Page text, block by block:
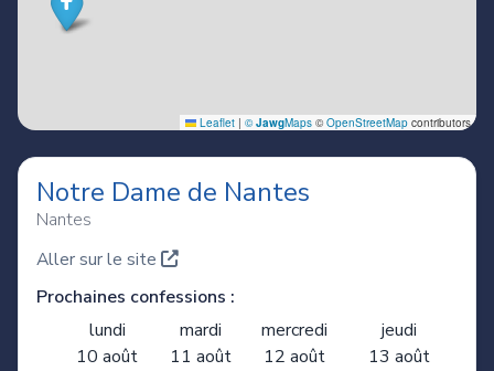
Notre Dame de Nantes
Nantes
Aller sur le site
Prochaines confessions :
lundi
mardi mercredi
jeudi
10 août
11 août 12 août
13 août